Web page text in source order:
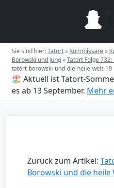
Sie sind hier:Tatort» Kommissare»
Borowski und Jung»Tatort Folge
tatort-borowski-und-die-heile-welt-19
🏖️ Aktuell ist Tatort-
es ab 13 September. Mehr
Zurück zum Artikel:
Borowski und die heile